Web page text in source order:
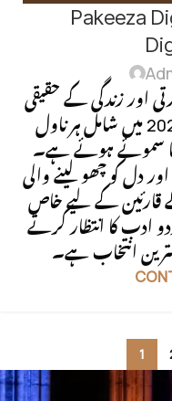
DIGEST ,
Pakeeza
اور زندگی کے حقیقی
رنگ... پاکیزہ ڈائجسٹ فروری 2026 میں شامل ہر ناول
سموئے ہوئے ہے۔
دل کو چھو لینے والی
قارئین کے لیے خاص
ادب کا انتظار کرتے
انتخاب ہے۔
1